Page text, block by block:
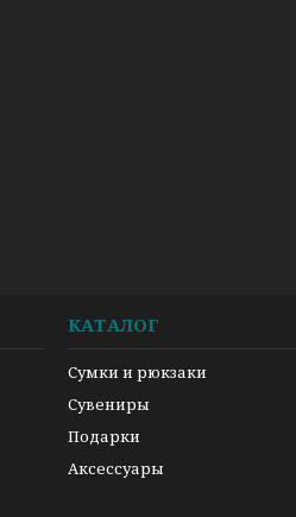
КАТАЛОГ
Сумки и рюкзаки
Сувениры
Подарки
Аксессуары